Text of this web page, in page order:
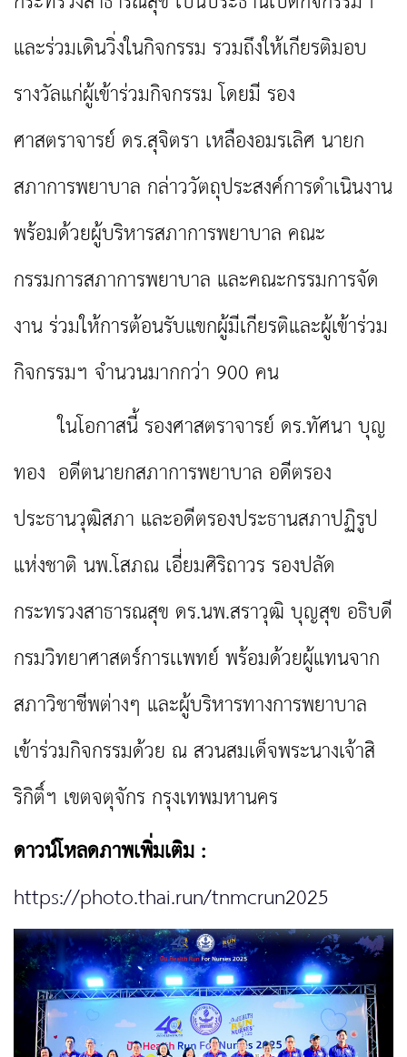
และร่วมเดินวิ่งในกิจกรรม รวมถึงให้เกียรติมอบ
รางวัลแก่ผู้เข้าร่วมกิจกรรม โดยมี รอง
ศาสตราจารย์ ดร.สุจิตรา เหลืองอมรเลิศ นายก
สภาการพยาบาล กล่าววัตถุประสงค์การดำเนินงาน
พร้อมด้วยผู้บริหารสภาการพยาบาล คณะ
กรรมการสภาการพยาบาล และคณะกรรมการจัด
งาน ร่วมให้การต้อนรับแขกผู้มีเกียรติและผู้เข้าร่วม
กิจกรรมฯ จำนวนมากกว่า 900 คน
ในโอกาสนี้ รองศาสตราจารย์ ดร.ทัศนา บุญ
ทอง อดีตนายกสภาการพยาบาล อดีตรอง
ประธานวุฒิสภา และอดีตรองประธานสภาปฏิรูป
แห่งชาติ นพ.โสภณ เอี่ยมศิริถาวร รองปลัด
กระทรวงสาธารณสุข ดร.นพ.สราวุฒิ บุญสุข อธิบดี
กรมวิทยาศาสตร์การเเพทย์ พร้อมด้วยผู้แทนจาก
สภาวิชาชีพต่างๆ และผู้บริหารทางการพยาบาล
เข้าร่วมกิจกรรมด้วย ณ สวนสมเด็จพระนางเจ้าสิ
ริกิติ์ฯ เขตจตุจักร กรุงเทพมหานคร
ดาวน์โหลดภาพเพิ่มเติม :
https://photo.thai.run/tnmcrun2025